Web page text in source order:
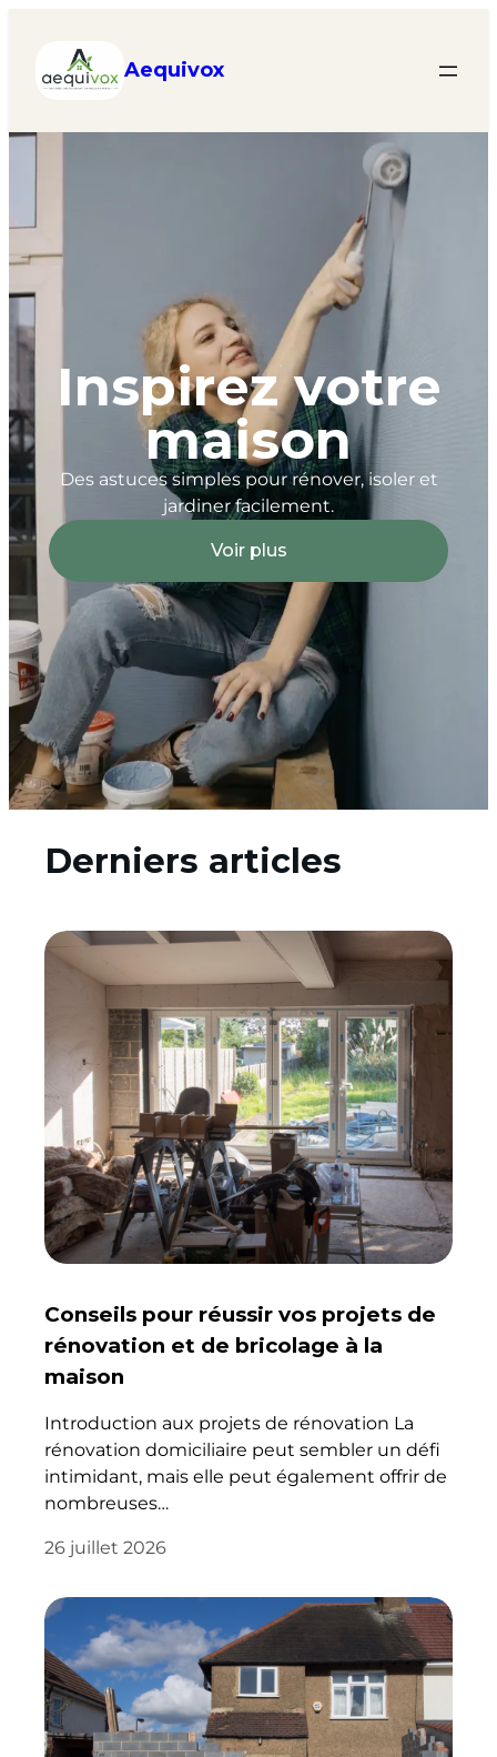
Aequivox
Inspirez votre
maison
Des astuces simples pour rénover, isoler et
jardiner facilement.
Voir plus
Derniers articles
Conseils pour réussir vos projets de
rénovation et de bricolage à la
maison
Introduction aux projets de rénovation La
rénovation domiciliaire peut sembler un défi
intimidant, mais elle peut également offrir de
nombreuses…
26 juillet 2026